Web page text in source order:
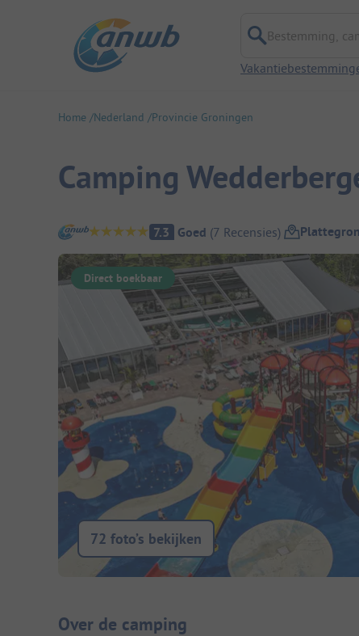
Bestemming,
Home Nederland Provincie Groningen
Camping
Camping overzicht
7.3 Goed (7 Recensies)
Direct boekbaar
72 foto’s bekijken
Camping introductie
Over de camping